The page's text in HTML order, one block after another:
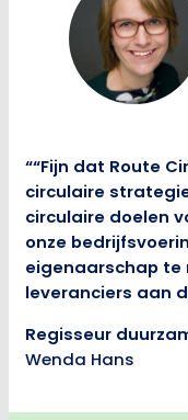
““Fijn dat Route
circulaire
circulaire doelen
onze
eigenaarschap te
leveranciers aan
Regisseur
Wenda Hans